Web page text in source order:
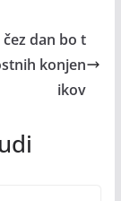
dan bo t
konjen
ikov